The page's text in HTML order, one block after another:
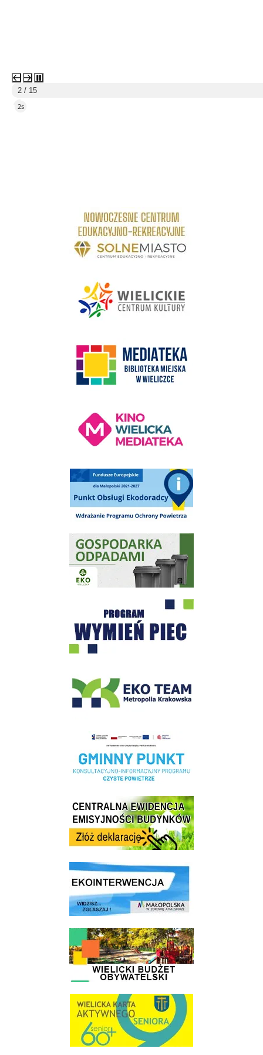
3 / 15
5s
link do strony Centrum Edukacyjno Rekreacyjne
Punkt Obsługi Ekodoradcy Wieliczka
Gospodarka odpadami na terenie Miasta i Gminy Wieliczka
Realizacja Programu Czyste Powietrze w Gminie Wieliczka
Centrala Ewidencja Emisyjności Budynków - złóż deklarację
link do strony ekointerwencja dot.- powietrza
link do strony - Wielicki Budżet Obywatelski
link do strony Wielicka Karta Aktywnego Seniora